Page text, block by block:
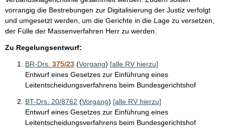
o
S
e
i
vorrangig die Bestrebungen zur Digitalisierung der Justiz verfolgt
und umgesetzt werden, um die Gerichte in die Lage zu versetzen,
der Fülle der Massenverfahren Herr zu werden.
Zu Regelungsentwurf:
BR-Drs. 375/23 (Vorgang) [alle RV hierzu]
Entwurf eines Gesetzes zur Einführung eines
Leitentscheidungsverfahrens beim Bundesgerichtshof
BT-Drs. 20/8762 (Vorgang) [alle RV hierzu]
Entwurf eines Gesetzes zur Einführung eines
Leitentscheidungsverfahrens beim Bundesgerichtshof